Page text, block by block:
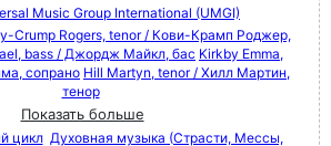
Music Group International (UMGI)
Crump Rogers, tenor / Кови-Крамп Роджер,
bass / Джордж Майкл, бас Kirkby Emma,
сопрано Hill Martyn, tenor / Хилл Мартин,
тенор
Показать больше
цикл Духовная музыка (Страсти, Мессы,